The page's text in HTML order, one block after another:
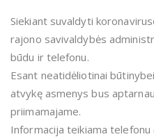
Siekiant suvaldyti
rajono savivaldybės
būdu ir telefonu.
Esant neatidėliotinai
atvykę asmenys bus
priimamajame.
Informacija teikiama